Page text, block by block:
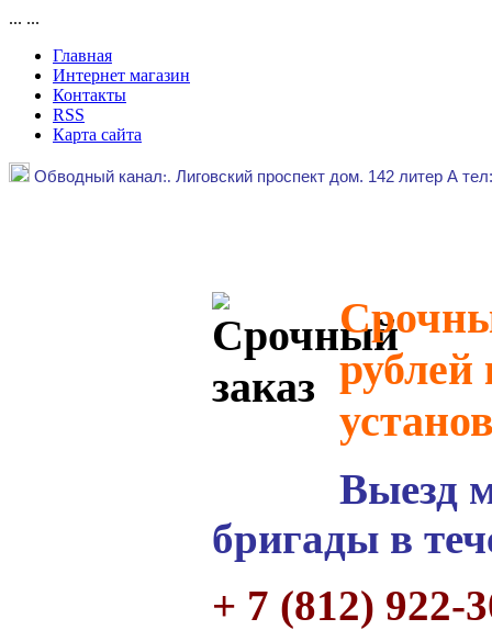
... ...
Главная
Интернет магазин
Контакты
RSS
Карта сайта
Обводный канал:. Лиговский проспект дом. 142 литер А
рублей
Выезд
бригады в
+ 7 (812) 922-